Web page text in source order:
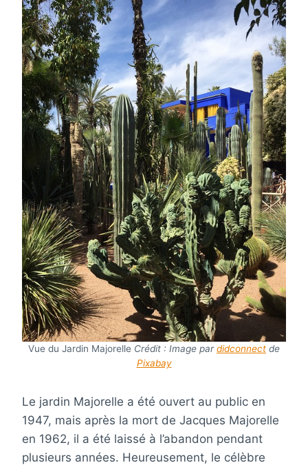
Vue du Jardin Majorelle Crédit : Image pardidconnect de
Pixabay
Le jardin Majorelle a été ouvert au public en
1947, mais après la mort de Jacques Majorelle
en 1962, il a été laissé à l’abandon pendant
plusieurs années. Heureusement, le célèbre